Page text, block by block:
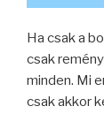
Ha csak a
csak
minden. Mi
csak akkor